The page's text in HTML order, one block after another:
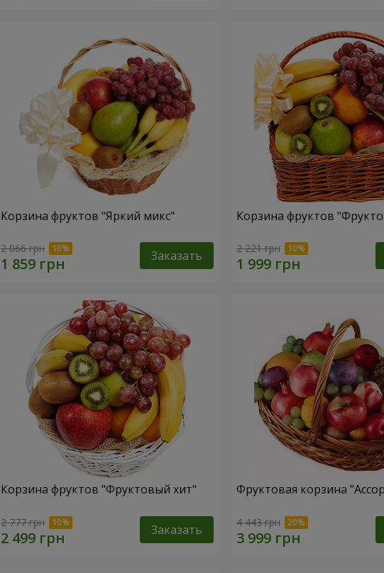
Корзина фруктов "Яркий микс"
2 066 грн Заказать
Корзина фруктов
2 221 грн
Корзина фруктов "Фруктовый хит"
2 777 грн Заказать
Фруктовая корзина
4 443 грн